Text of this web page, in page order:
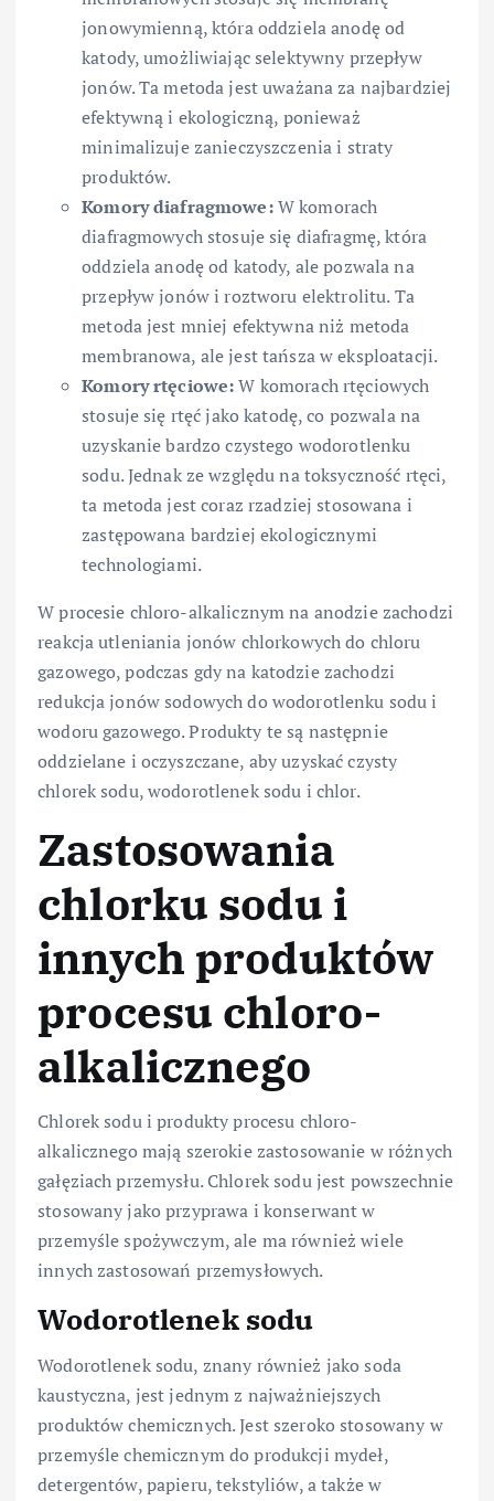
jonowymienną, która oddziela anodę od
katody, umożliwiając selektywny przepływ
jonów. Ta metoda jest uważana za najbardziej
efektywną i ekologiczną, ponieważ
minimalizuje zanieczyszczenia i straty
produktów.
Komory diafragmowe:W komorach
diafragmowych stosuje się diafragmę, która
oddziela anodę od katody, ale pozwala na
przepływ jonów i roztworu elektrolitu. Ta
metoda jest mniej efektywna niż metoda
membranowa, ale jest tańsza w eksploatacji.
Komory rtęciowe:W komorach rtęciowych
stosuje się rtęć jako katodę, co pozwala na
uzyskanie bardzo czystego wodorotlenku
sodu. Jednak ze względu na toksyczność rtęci,
ta metoda jest coraz rzadziej stosowana i
zastępowana bardziej ekologicznymi
technologiami.
W procesie chloro-alkalicznym na anodzie zachodzi
reakcja utleniania jonów chlorkowych do chloru
gazowego, podczas gdy na katodzie zachodzi
redukcja jonów sodowych do wodorotlenku sodu i
wodoru gazowego. Produkty te są następnie
oddzielane i oczyszczane, aby uzyskać czysty
chlorek sodu, wodorotlenek sodu i chlor.
Zastosowania
chlorku sodu i
innych produktów
procesu chloro-
alkalicznego
Chlorek sodu i produkty procesu chloro-
alkalicznego mają szerokie zastosowanie w różnych
gałęziach przemysłu. Chlorek sodu jest powszechnie
stosowany jako przyprawa i konserwant w
przemyśle spożywczym, ale ma również wiele
innych zastosowań przemysłowych.
Wodorotlenek sodu
Wodorotlenek sodu, znany również jako soda
kaustyczna, jest jednym z najważniejszych
produktów chemicznych. Jest szeroko stosowany w
przemyśle chemicznym do produkcji mydeł,
detergentów, papieru, tekstyliów, a także w